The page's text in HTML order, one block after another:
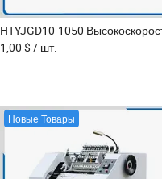
1,00 $ / шт.
Новые Товары